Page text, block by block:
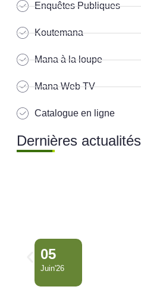
Enquêtes Publiques
Koutemana
Mana à la loupe
Mana Web TV
Catalogue en ligne
Dernières actualités
05
Juin'26